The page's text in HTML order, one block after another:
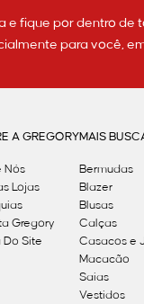
e fique por dentro de
para você,
A GREGORY
Nós
Lojas
Gregory
Do Site
MAIS
Bermudas
Blazer
Blusas
Calças
Casacos e
Macacão
Saias
Vestidos